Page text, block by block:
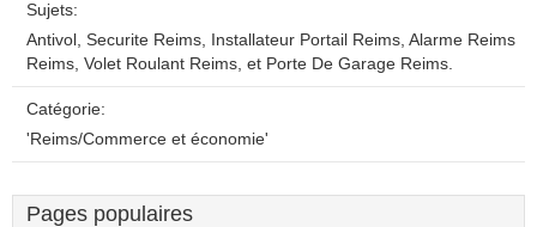
Sujets:
Antivol, Securite Reims, Installateur Portail Reims, Alarme Reims
Reims, Volet Roulant Reims, et Porte De Garage Reims.
Catégorie:
'Reims/Commerce et économie'
Pages populaires